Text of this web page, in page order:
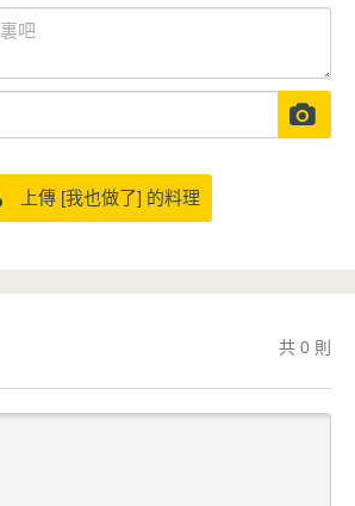
上傳 [我也做了] 的料理
共 0 則